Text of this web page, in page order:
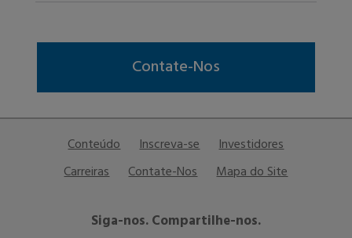
Contate-Nos
Conteúdo Inscreva-se
Investidores
Carreiras
Contate-Nos Mapa do Site
Siga-nos. Compartilhe-nos.